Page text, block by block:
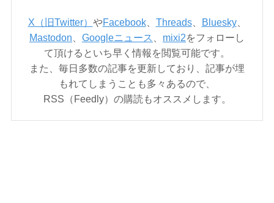
X（旧Twitter） やFacebook、 Threads、 Bluesky、
Mastodon
Googleニュース mixi2をフォローし
て頂けるといち早く情報を閲覧可能です。
また、毎日多数の記事を更新しており、記事が埋
もれてしまうことも多々あるので、
RSS（Feedly）の購読もオススメします。